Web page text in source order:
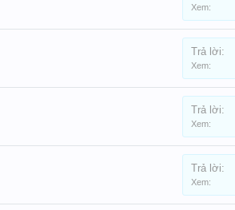
Xem:
Trả lời:
Xem:
Trả lời:
Xem:
Trả lời:
Xem: